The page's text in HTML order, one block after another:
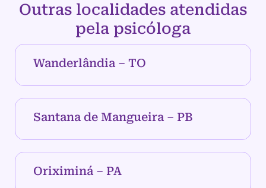
Outras localidades atendidas
pela psicóloga
Wanderlândia – TO
Santana de Mangueira – PB
Oriximiná – PA